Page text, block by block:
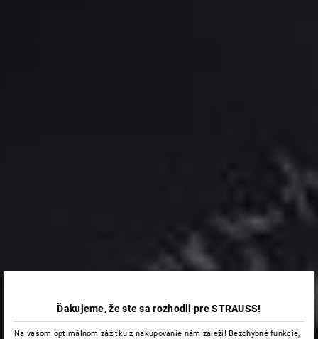
Ďakujeme, že ste sa rozhodli pre STRAUSS!
Na vašom optimálnom zážitku z nakupovanie nám záleží! Bezchybné funkcie,